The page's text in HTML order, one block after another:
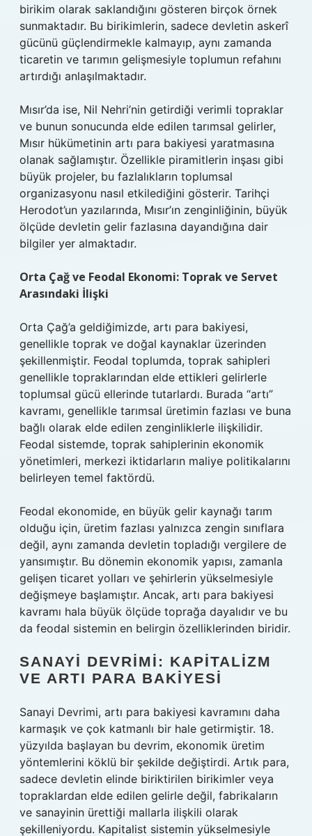
birikim olarak saklandığını gösteren birçok örnek
sunmaktadır. Bu birikimlerin, sadece devletin askerî
gücünü güçlendirmekle kalmayıp, aynı zamanda
ticaretin ve tarımın gelişmesiyle toplumun refahını
artırdığı anlaşılmaktadır.
Mısır’da ise, Nil Nehri’nin getirdiği verimli topraklar
ve bunun sonucunda elde edilen tarımsal gelirler,
Mısır hükümetinin artı para bakiyesi yaratmasına
olanak sağlamıştır. Özellikle piramitlerin inşası gibi
büyük projeler, bu fazlalıkların toplumsal
organizasyonu nasıl etkilediğini gösterir. Tarihçi
Herodot’un yazılarında, Mısır’ın zenginliğinin, büyük
ölçüde devletin gelir fazlasına dayandığına dair
bilgiler yer almaktadır.
Orta Çağ ve Feodal Ekonomi: Toprak ve Servet
Arasındaki İlişki
Orta Çağ’a geldiğimizde, artı para bakiyesi,
genellikle toprak ve doğal kaynaklar üzerinden
şekillenmiştir. Feodal toplumda, toprak sahipleri
genellikle topraklarından elde ettikleri gelirlerle
toplumsal gücü ellerinde tutarlardı. Burada “artı”
kavramı, genellikle tarımsal üretimin fazlası ve buna
bağlı olarak elde edilen zenginliklerle ilişkilidir.
Feodal sistemde, toprak sahiplerinin ekonomik
yönetimleri, merkezi iktidarların maliye politikalarını
belirleyen temel faktördü.
Feodal ekonomide, en büyük gelir kaynağı tarım
olduğu için, üretim fazlası yalnızca zengin sınıflara
değil, aynı zamanda devletin topladığı vergilere de
yansımıştır. Bu dönemin ekonomik yapısı, zamanla
gelişen ticaret yolları ve şehirlerin yükselmesiyle
değişmeye başlamıştır. Ancak, artı para bakiyesi
kavramı hala büyük ölçüde toprağa dayalıdır ve bu
da feodal sistemin en belirgin özelliklerinden biridir.
SANAYI DEVRIMI: KAPITALIZM
VE ARTI PARA BAKIYESI
Sanayi Devrimi, artı para bakiyesi kavramını daha
karmaşık ve çok katmanlı bir hale getirmiştir. 18.
yüzyılda başlayan bu devrim, ekonomik üretim
yöntemlerini köklü bir şekilde değiştirdi. Artık para,
sadece devletin elinde biriktirilen birikimler veya
topraklardan elde edilen gelirle değil, fabrikaların
ve sanayinin ürettiği mallarla ilişkili olarak
şekilleniyordu. Kapitalist sistemin yükselmesiyle